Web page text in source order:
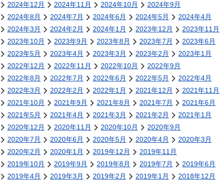
2024年12月
2024年11月 2024年10月
2024年9月
2024年8月
2024年7月 2024年6月 2024年5月
2024年4月
2024年3月
2024年2月 2024年1月 2023年12月
2023年11月
2023年10月
2023年9月 2023年8月 2023年7月
2023年6月
2023年5月
2023年4月 2023年3月 2023年2月
2023年1月
2022年12月
2022年11月 2022年10月
2022年9月
2022年8月
2022年7月 2022年6月 2022年5月
2022年4月
2022年3月
2022年2月 2022年1月 2021年12月
2021年11月
2021年10月
2021年9月 2021年8月 2021年7月
2021年6月
2021年5月
2021年4月 2021年3月 2021年2月
2021年1月
2020年12月
2020年11月 2020年10月
2020年9月
2020年7月
2020年6月 2020年5月 2020年4月
2020年3月
2020年2月
2020年1月 2019年12月
2019年11月
2019年10月
2019年9月 2019年8月 2019年7月
2019年6月
2019年4月
2019年3月 2019年2月 2019年1月
2018年12月